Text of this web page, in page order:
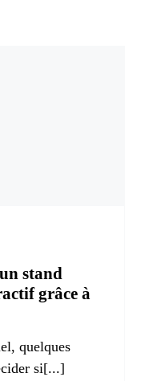
stand
grâce à
quelques
si[...]